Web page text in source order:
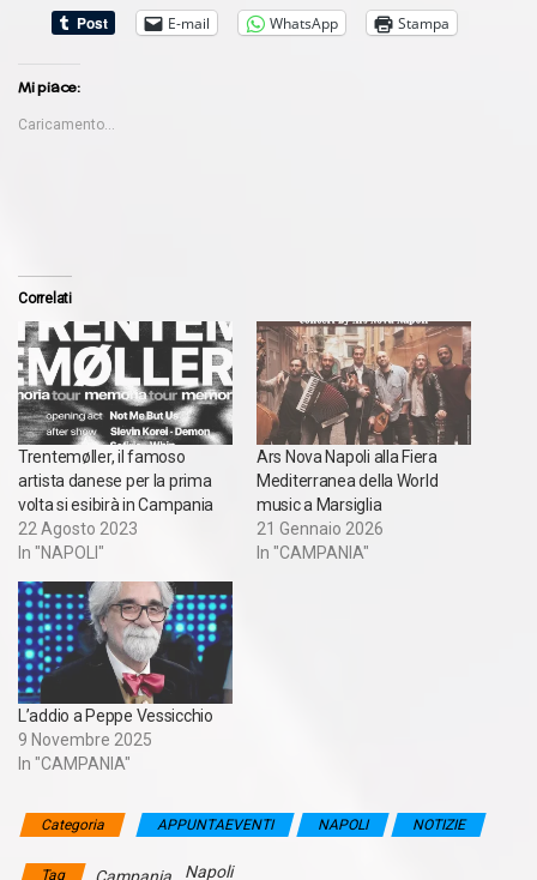
E-mail
WhatsApp Stampa
Mi piace:
Caricamento...
Correlati
Trentemøller, il famoso
artista danese per la prima
volta si esibirà in Campania
22 Agosto 2023
In "NAPOLI"
Ars Nova Napoli alla Fiera
Mediterranea della World
music a Marsiglia
21 Gennaio 2026
In "CAMPANIA"
L’addio a Peppe Vessicchio
9 Novembre 2025
In "CAMPANIA"
Categoria APPUNTAEVENTI NAPOLI NOTIZIE
Tag Campania Napoli